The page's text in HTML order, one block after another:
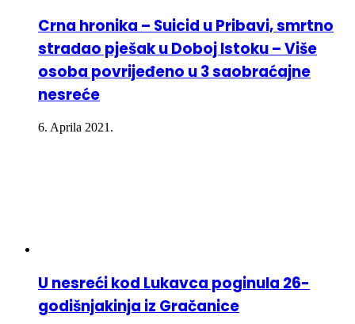
Crna hronika – Suicid u Pribavi, smrtno
stradao pješak u Doboj Istoku – Više
osoba povrijeđeno u 3 saobraćajne
nesreće
6. Aprila 2021.
U nesreći kod Lukavca poginula 26-
godišnjakinja iz Gračanice